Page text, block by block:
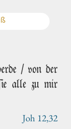
/ von der
alle zu mir
Joh 12,32